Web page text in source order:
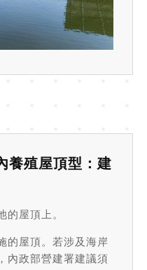
養殖屋頂型：建
屋頂上。
的屋頂。若涉及海岸
內政部營建署建議須